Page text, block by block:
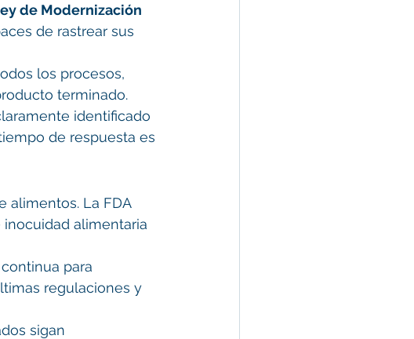
de Modernización
de rastrear sus
los procesos,
terminado.
identificado
de respuesta es
alimentos. La FDA
alimentaria
para
regulaciones y
sigan